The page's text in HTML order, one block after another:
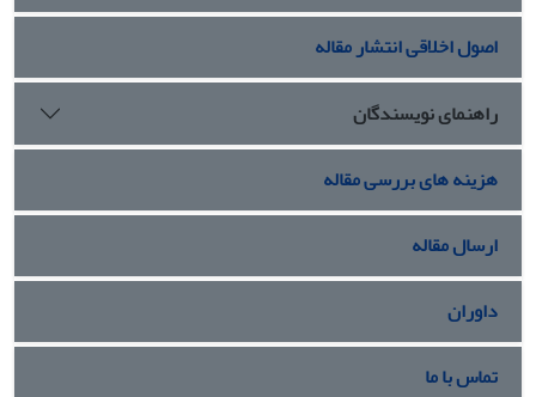
اصول اخلاقی انتشار مقاله
راهنمای نویسندگان
هزینه های بررسی مقاله
ارسال مقاله
داوران
تماس با ما